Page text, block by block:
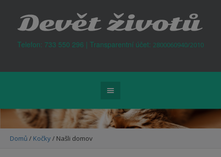
Telefon: 733 550 296 | Transparentní účet: 2800060940/2010
Domů / Kočky/ Našli domov